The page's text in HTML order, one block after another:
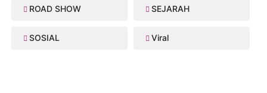
ROAD SHOW SEJARAH
SOSIAL Viral